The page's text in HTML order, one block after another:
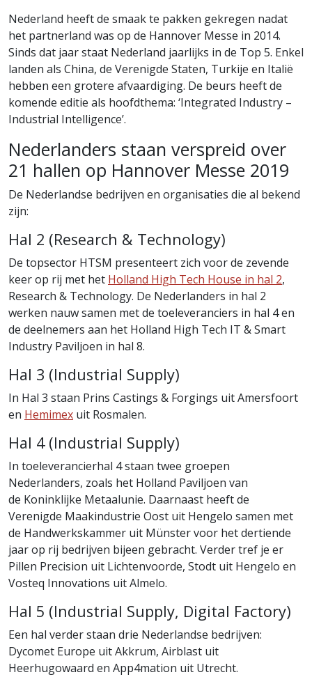
Nederland heeft de smaak te pakken gekregen nadat
het partnerland was op de Hannover Messe in 2014.
Sinds dat jaar staat Nederland jaarlijks in de Top 5. Enkel
landen als China, de Verenigde Staten, Turkije en Italië
hebben een grotere afvaardiging. De beurs heeft de
komende editie als hoofdthema: ‘Integrated Industry –
Industrial Intelligence’.
Nederlanders staan verspreid over
21 hallen op Hannover Messe 2019
De Nederlandse bedrijven en organisaties die al bekend
zijn:
Hal 2 (Research & Technology)
De topsector HTSM presenteert zich voor de zevende
keer op rij met het Holland High Tech House in hal 2,
Research & Technology. De Nederlanders in hal 2
werken nauw samen met de toeleveranciers in hal 4 en
de deelnemers aan het Holland High Tech IT & Smart
Industry Paviljoen in hal 8.
Hal 3 (Industrial Supply)
In Hal 3 staan Prins Castings & Forgings uit Amersfoort
en Hemimex uit Rosmalen.
Hal 4 (Industrial Supply)
In toeleverancierhal 4 staan twee groepen
Nederlanders, zoals het Holland Paviljoen van
de Koninklijke Metaalunie. Daarnaast heeft de
Verenigde Maakindustrie Oost uit Hengelo samen met
de Handwerkskammer uit Münster voor het dertiende
jaar op rij bedrijven bijeen gebracht. Verder tref je er
Pillen Precision uit Lichtenvoorde, Stodt uit Hengelo en
Vosteq Innovations uit Almelo.
Hal 5 (Industrial Supply, Digital Factory)
Een hal verder staan drie Nederlandse bedrijven:
Dycomet Europe uit Akkrum, Airblast uit
Heerhugowaard en App4mation uit Utrecht.